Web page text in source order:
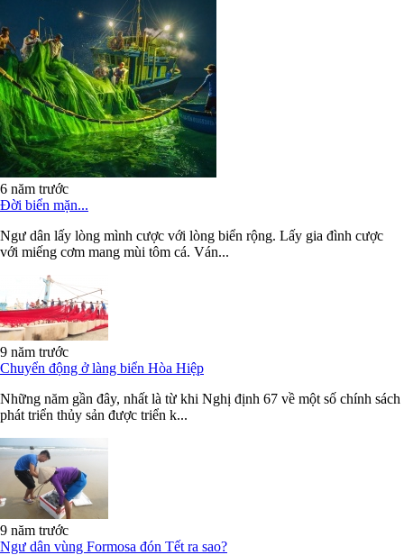
6 năm trước
Đời biển mặn...
Ngư dân lấy lòng mình cược với lòng biển rộng. Lấy gia đình cược
với miếng cơm mang mùi tôm cá. Ván...
9 năm trước
Chuyển động ở làng biển Hòa Hiệp
Những năm gần đây, nhất là từ khi Nghị định 67 về một số chính sách
phát triển thủy sản được triển k...
9 năm trước
Ngư dân vùng Formosa đón Tết ra sao?